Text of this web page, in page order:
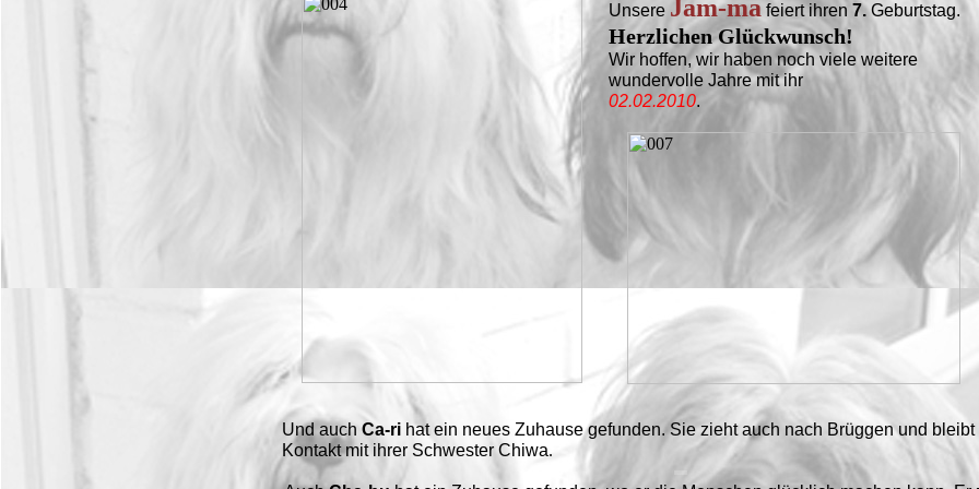
Unsere Jam-ma feiert ihren 7.Geburtstag.
Herzlichen Glückwunsch!
Wir hoffen, wir haben noch viele weitere
wundervolle Jahre mit ihr
02.02.2010.
Und auch Ca-ri hat ein neues Zuhause gefunden. Sie zieht auch nach Brüggen und bleibt
Kontakt mit ihrer Schwester Chiwa.